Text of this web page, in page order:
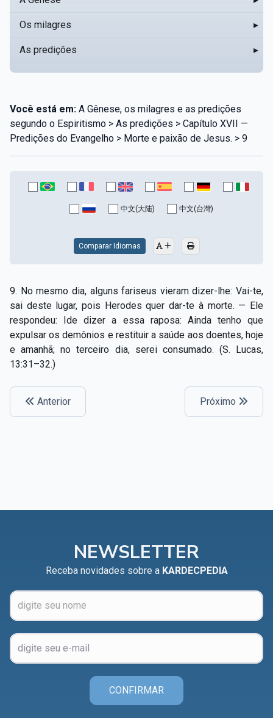
Os milagres ▸
As predições ▸
Você está em: A Gênese, os milagres e as predições
segundo o Espiritismo > As predições > Capítulo XVII —
Predições do Evangelho > Morte e paixão de Jesus. > 9
中文(大陆) 中文(台灣)
Comparar Idiomas
9. No mesmo dia, alguns fariseus vieram dizer-lhe: Vai-te,
sai deste lugar, pois Herodes quer dar-te à morte. — Ele
respondeu: Ide dizer a essa raposa: Ainda tenho que
expulsar os demônios e restituir a saúde aos doentes, hoje
e amanhã; no terceiro dia, serei consumado. (S. Lucas,
13:31–32.)
Anterior Próximo
NEWSLETTER
Receba novidades sobre a KARDECPEDIA
CONFIRMAR